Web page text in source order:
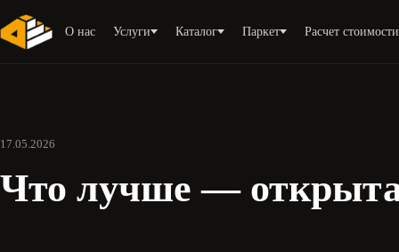
О нас Услуги Каталог Паркет Расчет стоимости
17.05.2026
Что лучше —